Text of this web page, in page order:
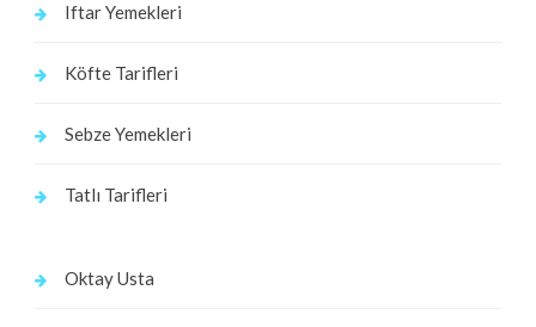
Iftar Yemekleri
Köfte Tarifleri
Sebze Yemekleri
Tatlı Tarifleri
Oktay Usta